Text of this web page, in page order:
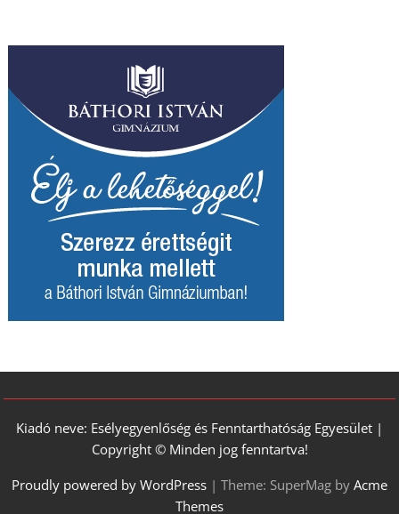
Kiadó neve: Esélyegyenlőség és Fenntarthatóság Egyesület |
Copyright © Minden jog fenntartva!
Proudly powered by WordPress | Theme: SuperMag by Acme
Themes